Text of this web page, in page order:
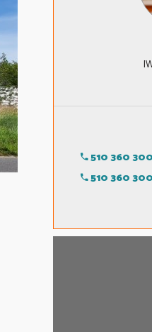
510 360 300
510 360 300